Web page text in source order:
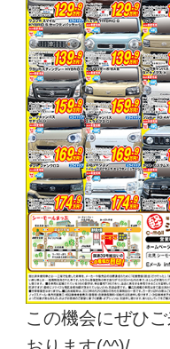
この機会にぜひ